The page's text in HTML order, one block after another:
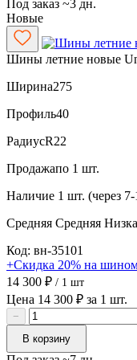
Под заказ ~3 дн.
Новые
Шины летние новые
Ширина275
Профиль40
РадиусR22
Продажапо 1 шт.
Наличие 1 шт. (через
Средняя Средняя
Код: вн-35101
+Скидка 20% на
14 300 ₽ / 1 шт
Цена 14 300 ₽ за 1 шт.
−
В корзину